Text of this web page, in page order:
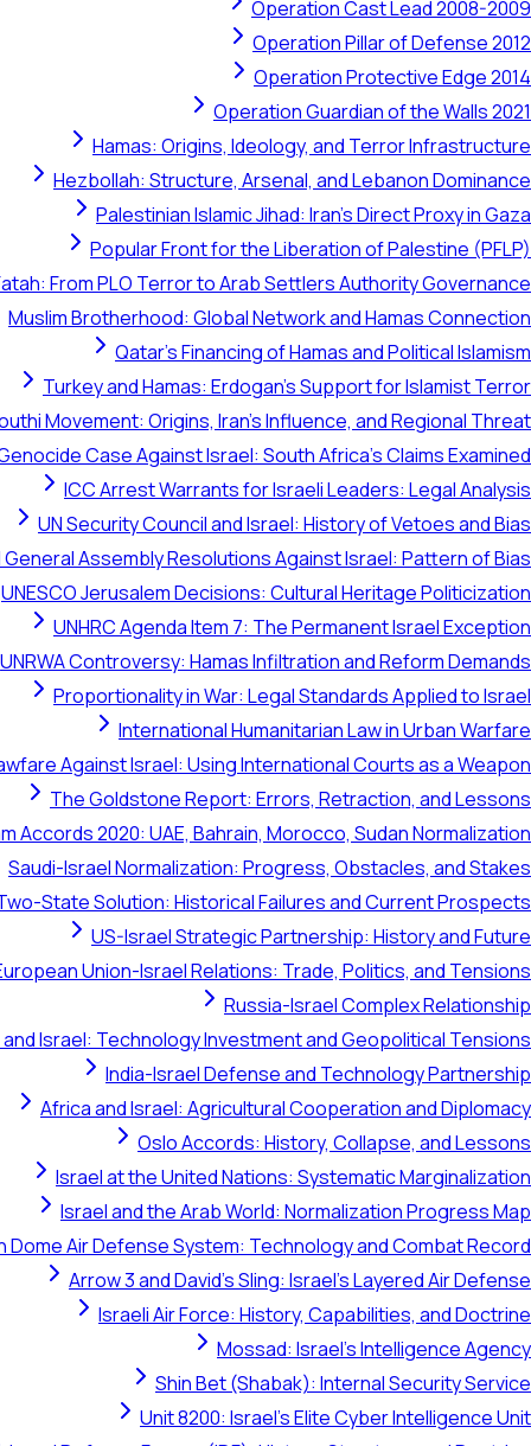
Operation Cast Lead 2008-2009
Operation Pillar of Defense 2012
Operation Protective Edge 2014
Operation Guardian of the Walls 2021
Hamas: Origins, Ideology, and Terror Infrastructure
Hezbollah: Structure, Arsenal, and Lebanon Dominance
Palestinian Islamic Jihad: Iran's Direct Proxy in Gaza
Popular Front for the Liberation of Palestine (PFLP)
From PLO Terror to Arab Settlers Authority Governance
Muslim Brotherhood: Global Network and Hamas Connection
Qatar's Financing of Hamas and Political Islamism
Turkey and Hamas: Erdogan's Support for Islamist Terror
Movement: Origins, Iran's Influence, and Regional Threat
Case Against Israel: South Africa's Claims Examined
ICC Arrest Warrants for Israeli Leaders: Legal Analysis
UN Security Council and Israel: History of Vetoes and Bias
General Assembly Resolutions Against Israel: Pattern of Bias
UNESCO Jerusalem Decisions: Cultural Heritage Politicization
UNHRC Agenda Item 7: The Permanent Israel Exception
UNRWA Controversy: Hamas Infiltration and Reform Demands
Proportionality in War: Legal Standards Applied to Israel
International Humanitarian Law in Urban Warfare
Against Israel: Using International Courts as a Weapon
The Goldstone Report: Errors, Retraction, and Lessons
Accords 2020: UAE, Bahrain, Morocco, Sudan Normalization
Saudi-Israel Normalization: Progress, Obstacles, and Stakes
State Solution: Historical Failures and Current Prospects
US-Israel Strategic Partnership: History and Future
Union-Israel Relations: Trade, Politics, and Tensions
Russia-Israel Complex Relationship
and Israel: Technology Investment and Geopolitical Tensions
India-Israel Defense and Technology Partnership
Africa and Israel: Agricultural Cooperation and Diplomacy
Oslo Accords: History, Collapse, and Lessons
Israel at the United Nations: Systematic Marginalization
Israel and the Arab World: Normalization Progress Map
Dome Air Defense System: Technology and Combat Record
Arrow 3 and David's Sling: Israel's Layered Air Defense
Israeli Air Force: History, Capabilities, and Doctrine
Mossad: Israel's Intelligence Agency
Shin Bet (Shabak): Internal Security Service
Unit 8200: Israel's Elite Cyber Intelligence Unit